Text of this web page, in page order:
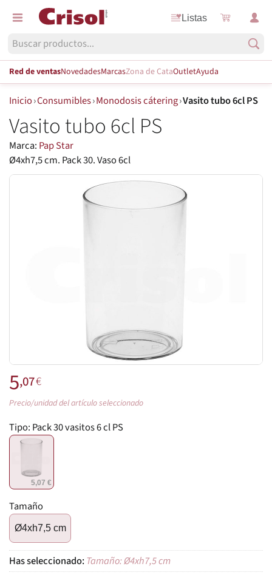
Listas
Red de ventasNovedadesMarcasZona de CataOutletAyuda
Inicio›Consumibles›Monodosis cátering›Vasito tubo 6cl PS
Vasito tubo 6cl PS
Marca: Pap Star
Ø4xh7,5 cm. Pack 30. Vaso 6cl
5,07€
Precio/unidad del artículo seleccionado
Tipo: Pack 30 vasitos 6 cl PS
5,07 €
Tamaño
Ø4xh7,5 cm
Tamaño: Ø4xh7,5 cm